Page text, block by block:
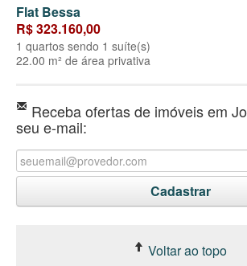
Flat Bessa
R$ 323.160,00
1 quartos sendo 1 suíte(s)
22.00 m² de área privativa
Receba ofertas de imóveis em
seu e-mail:
Voltar ao topo